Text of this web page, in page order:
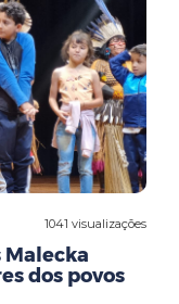
1041 visualizações
Malecka
dos povos